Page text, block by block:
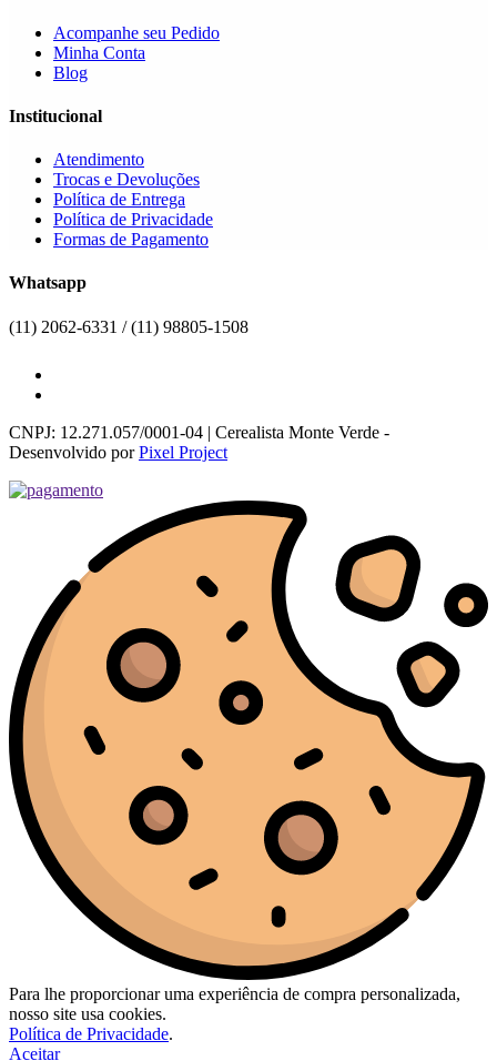
Acompanhe seu Pedido
Minha Conta
Blog
Institucional
Atendimento
Trocas e Devoluções
Política de Entrega
Política de Privacidade
Formas de Pagamento
Whatsapp
(11) 2062-6331 / (11) 98805-1508
CNPJ: 12.271.057/0001-04 | Cerealista Monte Verde -
Desenvolvido porPixel Project
Para lhe proporcionar uma experiência de compra personalizada,
nosso site usa cookies.
Política de Privacidade.
Aceitar